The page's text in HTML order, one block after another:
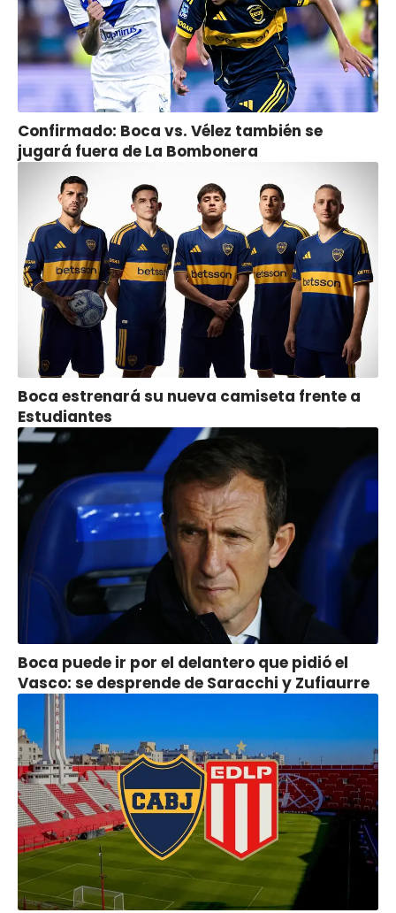
Confirmado: Boca vs. Vélez también se
jugará fuera de La Bombonera
Boca estrenará su nueva camiseta frente a
Estudiantes
Boca puede ir por el delantero que pidió el
Vasco: se desprende de Saracchi y Zufiaurre